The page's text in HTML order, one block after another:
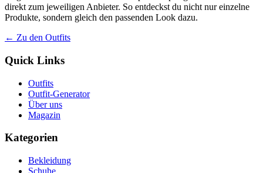
direkt zum jeweiligen Anbieter. So entdeckst du nicht nur einzelne
Produkte, sondern gleich den passenden Look dazu.
← Zu den Outfits
Quick Links
Outfits
Outfit-Generator
Über uns
Magazin
Kategorien
Bekleidung
Schuhe